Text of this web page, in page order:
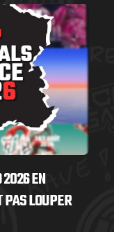
2026 EN
PAS LOUPER